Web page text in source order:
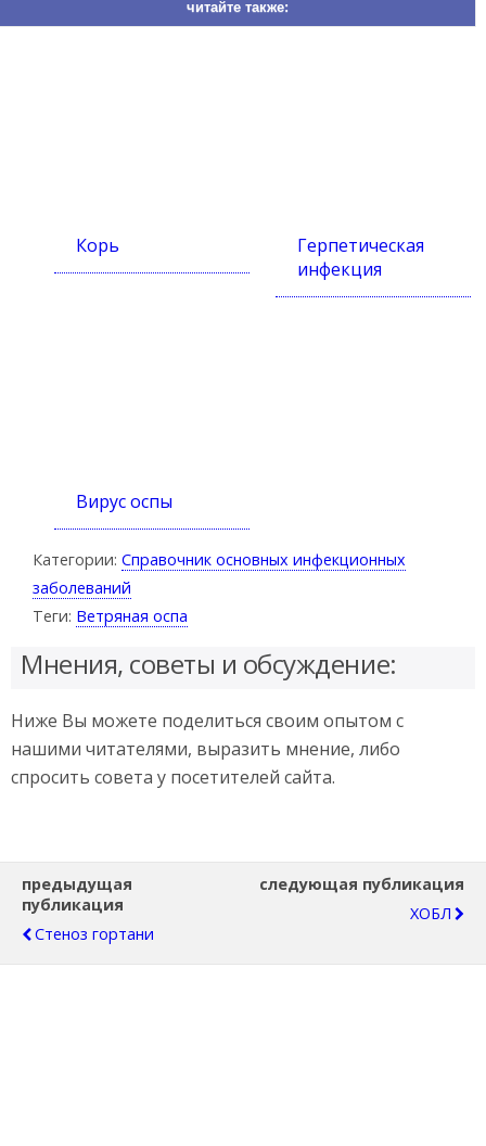
читайте также:
Корь
Герпетическая
инфекция
Вирус оспы
Категории: Справочник основных инфекционных
заболеваний
Теги: Ветряная оспа
Мнения, советы и обсуждение:
Ниже Вы можете поделиться своим опытом с
нашими читателями, выразить мнение, либо
спросить совета у посетителей сайта.
предыдущая
публикация
Стеноз гортани
следующая публикация
ХОБЛ